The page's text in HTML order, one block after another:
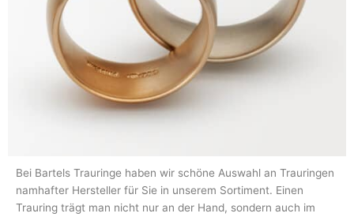
Bei Bartels Trauringe haben wir schöne Auswahl an Trauringen
namhafter Hersteller für Sie in unserem Sortiment. Einen
Trauring trägt man nicht nur an der Hand, sondern auch im